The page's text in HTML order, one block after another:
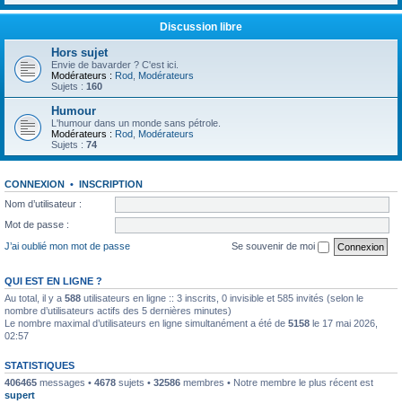
Discussion libre
Hors sujet
Envie de bavarder ? C'est ici.
Modérateurs : Rod Modérateurs
Sujets : 160
Humour
L'humour dans un monde sans pétrole.
Modérateurs : Rod Modérateurs
Sujets : 74
CONNEXION • INSCRIPTION
Nom d’utilisateur :
Mot de passe :
J’ai oublié mon mot de passe
Se souvenir de moi
QUI EST EN LIGNE ?
Au total, il y a 588 utilisateurs en ligne :: 3 inscrits, 0 invisible et 585 invités (selon le
nombre d’utilisateurs actifs des 5 dernières minutes)
Le nombre maximal d’utilisateurs en ligne simultanément a été de 5158 le 17 mai 2026,
02:57
STATISTIQUES
406465 messages • 4678 sujets • 32586 membres • Notre membre le plus récent est
supert